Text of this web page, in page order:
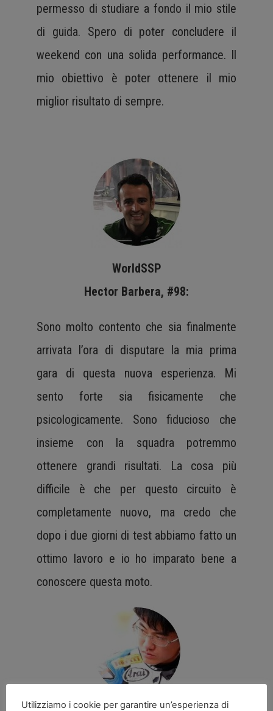
permesso di studiare a fondo il mio stile
di guida. Spero di poter concludere il
weekend con una solida performance. Il
mio obiettivo è poter ottenere il mio
miglior risultato di sempre.
WorldSSP
Hector Barbera, #98:
Sono molto contento che sia finalmente
arrivata l’ora di disputare la mia prima
gara di questa nuova esperienza. Mi
sento forte sia fisicamente che
psicologicamente. Sono fiducioso che
insieme con la squadra potremmo
ottenere grandi risultati. La cosa più
difficile è che per questo circuito è
completamente nuovo, ma credo che
dopo i due giorni di test abbiamo fatto un
ottimo lavoro e io ho imparato bene a
conoscere questa moto.
Utilizziamo i cookie per garantire un’esperienza di